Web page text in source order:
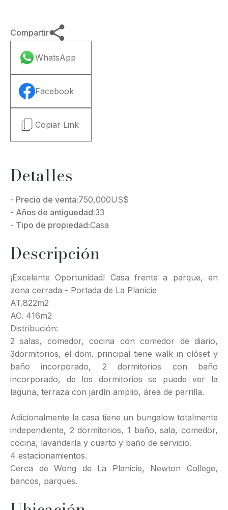
Compartir
WhatsApp
Facebook
Copiar Link
Detalles
- Precio de venta:750,000US$
- Años de antiguedad:33
- Tipo de propiedad:Casa
Descripción
¡Excelente Oportunidad! Casa frente a parque, en
zona cerrada - Portada de La Planicie
AT.822m2
AC. 416m2
Distribución:
2 salas, comedor, cocina con comedor de diario,
3dormitorios, el dom. principal tiene walk in clóset y
baño incorporado, 2 dormitorios con baño
incorporado, de los dormitorios se puede ver la
laguna, terraza con jardín amplio, área de parrilla.
Adicionalmente la casa tiene un bungalow totalmente
independiente, 2 dormitorios, 1 baño, sala, comedor,
cocina, lavandería y cuarto y baño de servicio.
4 estacionamientos.
Cerca de Wong de La Planicie, Newton College,
bancos, parques.